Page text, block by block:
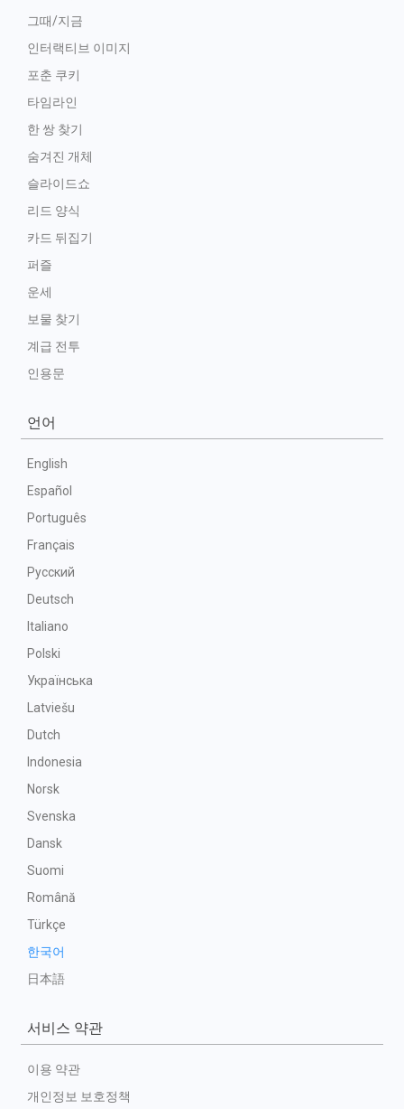
그때/지금
인터랙티브 이미지
포춘 쿠키
타임라인
한 쌍 찾기
숨겨진 개체
슬라이드쇼
리드 양식
카드 뒤집기
퍼즐
운세
보물 찾기
계급 전투
인용문
언어
English
Español
Português
Français
Русский
Deutsch
Italiano
Polski
Українська
Latviešu
Dutch
Indonesia
Norsk
Svenska
Dansk
Suomi
Română
Türkçe
한국어
日本語
서비스 약관
이용 약관
개인정보 보호정책